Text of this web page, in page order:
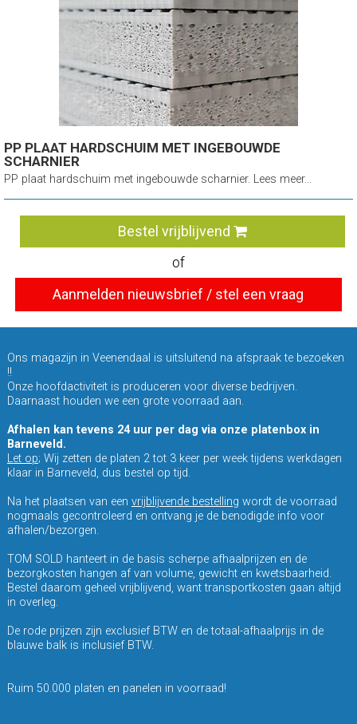
PP PLAAT HARDSCHUIM MET INGEBOUWDE
SCHARNIER
PP plaat hardschuim met ingebouwde scharnier. Lees meer...
Bestel vrijblijvend
of
Aanmelden nieuwsbrief / stel een vraag
Ons magazijn in Veenendaal is uitsluitend na afspraak te bezoeken
!!
Onze hoofdactiviteit is produceren voor diverse bedrijven.
Daarnaast houden we een grote voorraad aan.
Afhalen kan tevens 24 uur per dag via onze platenbox in
Barneveld.
Let op; Wij zetten de platen 2 tot 3 keer per week tijdens werkdagen
klaar in Barneveld, dus bestel op tijd.
Na het plaatsen van een vrijblijvende bestelling wordt de voorraad
nogmaals gecontroleerd en ontvang je de benodigde info voor
afhalen/bezorgen.
TOM SOLD hanteert in de basis scherpe afhaalprijzen en de
bezorgkosten hangen af van volume, gewicht en kwetsbaarheid.
Bestel daarom geheel vrijblijvend, want transportkosten gaan altijd
in overleg.
De rode prijzen zijn exclusief BTW en de totaal-afhaalprijs in de
blauwe balk is inclusief BTW.
Ruim 50.000 platen en panelen in voorraad!